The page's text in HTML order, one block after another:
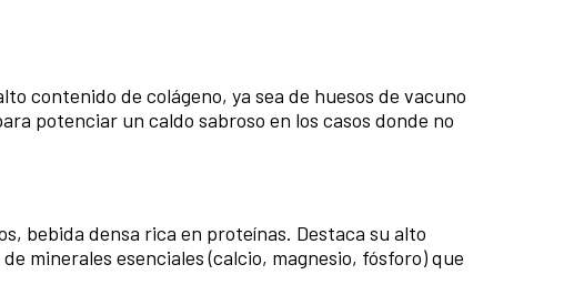
contenido de colágeno, ya sea de huesos de vacuno
potenciar un caldo sabroso en los casos donde no
bebida densa rica en proteínas. Destaca su alto
minerales esenciales (calcio, magnesio, fósforo) que